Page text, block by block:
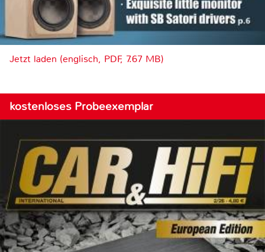
Jetzt laden (englisch, PDF, 7.67 MB)
kostenloses Probeexemplar